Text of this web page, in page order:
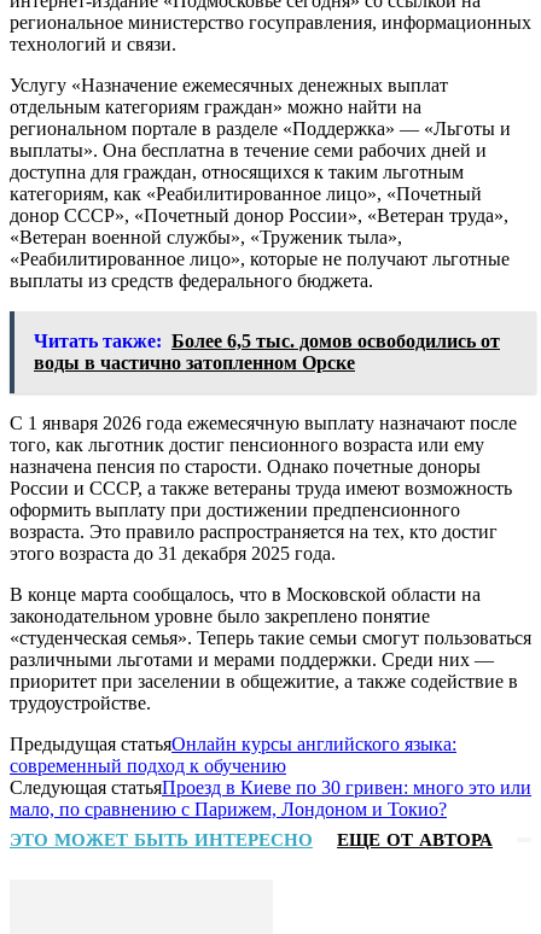
региональное министерство госуправления, информационных
технологий и связи.
Услугу «Назначение ежемесячных денежных выплат
отдельным категориям граждан» можно найти на
региональном портале в разделе «Поддержка» — «Льготы и
выплаты». Она бесплатна в течение семи рабочих дней и
доступна для граждан, относящихся к таким льготным
категориям, как «Реабилитированное лицо», «Почетный
донор СССР», «Почетный донор России», «Ветеран труда»,
«Ветеран военной службы», «Труженик тыла»,
«Реабилитированное лицо», которые не получают льготные
выплаты из средств федерального бюджета.
Читать также: Более 6,5 тыс. домов освободились от
воды в частично затопленном Орске
С 1 января 2026 года ежемесячную выплату назначают после
того, как льготник достиг пенсионного возраста или ему
назначена пенсия по старости. Однако почетные доноры
России и СССР, а также ветераны труда имеют возможность
оформить выплату при достижении предпенсионного
возраста. Это правило распространяется на тех, кто достиг
этого возраста до 31 декабря 2025 года.
В конце марта сообщалось, что в Московской области на
законодательном уровне было закреплено понятие
«студенческая семья». Теперь такие семьи смогут пользоваться
различными льготами и мерами поддержки. Среди них —
приоритет при заселении в общежитие, а также содействие в
трудоустройстве.
Предыдущая статьяОнлайн курсы английского языка:
современный подход к обучению
Следующая статьяПроезд в Киеве по 30 гривен: много это или
мало, по сравнению с Парижем, Лондоном и Токио?
ЭТО МОЖЕТ БЫТЬ ИНТЕРЕСНО ЕЩЕ ОТ АВТОРА